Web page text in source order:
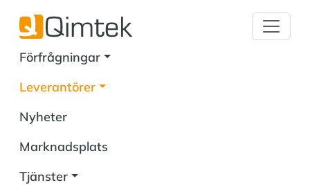
Förfrågningar
Leverantörer
Nyheter
Marknadsplats
Tjänster